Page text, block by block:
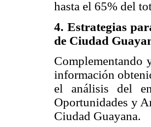
hasta el 65% del
4. Estrategias
de Ciudad
Complementando
información
el análisis del
Oportunidades y
Ciudad Guayana.